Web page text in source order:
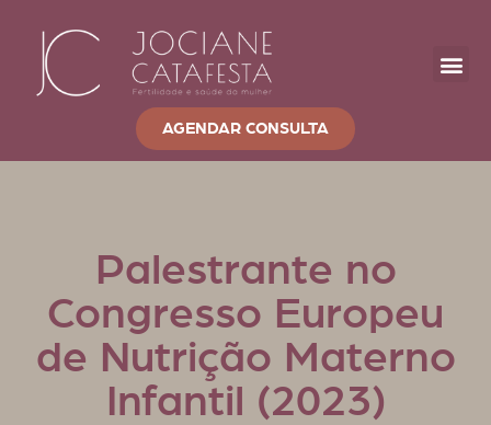
AGENDAR CONSULTA
Palestrante no
Congresso Europeu
de Nutrição Materno
Infantil (2023)